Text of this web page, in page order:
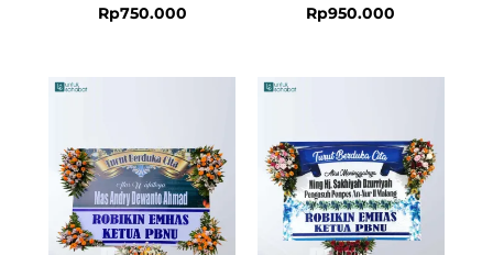
Rp750.000 Rp950.000
Rp1.150.000.
Rp999.000.